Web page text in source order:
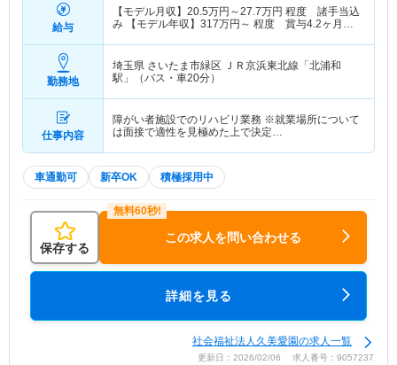
給与
【モデル月収】 20.5万円～27.7万円 程度 諸手当込
み 【モデル年収】 317万円～ 程度 賞与4.2ヶ月想
勤務地
埼玉県 さいたま市緑区 ＪＲ京浜東北線「北浦和
駅」（バス・車20分）
仕事内容
障がい者施設でのリハビリ業務 ※就業場所について
は面接で適性を見極めた上で決定…
車通勤可 新卒OK 積極採用中
保存する
この求人を問い合わせる
詳細を見る
社会福祉法人久美愛園の求人一覧
更新日：2026/02/06 求人番号：9057237